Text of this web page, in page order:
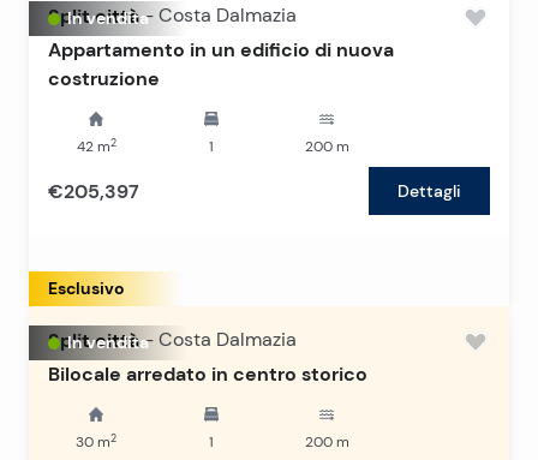
In vendita
Split città - Costa Dalmazia
Appartamento in un edificio di nuova
costruzione
42m2 1 200m
€205,397 Dettagli
In vendita
Esclusivo
Split città - Costa Dalmazia
Bilocale arredato in centro storico
30 m2 1 200m